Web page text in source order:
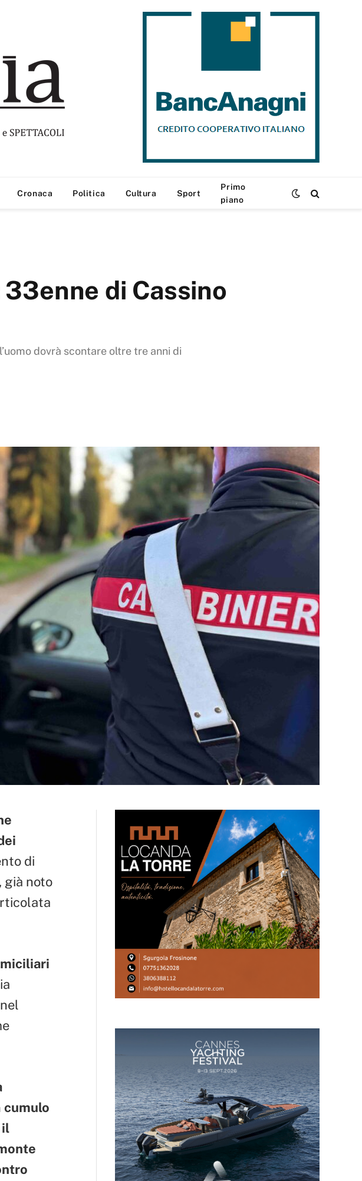
Cronaca Politica Cultura Sport
Primo
piano
di Cassino
dovrà scontare oltre tre anni di
di
, già noto
cumulo
il